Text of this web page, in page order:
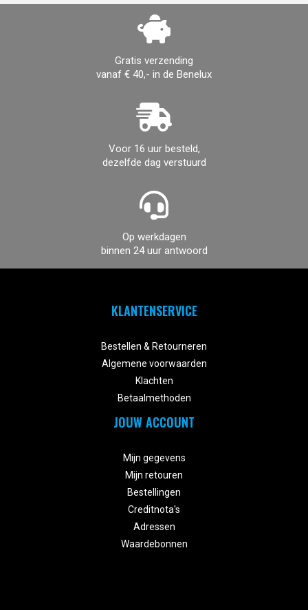
Gratis verzending
vanaf € 40,- in de Benelux
Voor 16 uur besteld,
dezelfde dag verstuurd
Op werkdagen
binnen 24 uur antwoord
KLANTENSERVICE
Bestellen & Retourneren
Algemene voorwaarden
Klachten
Betaalmethoden
JOUW ACCOUNT
Mijn gegevens
Mijn retouren
Bestellingen
Creditnota's
Adressen
Waardebonnen